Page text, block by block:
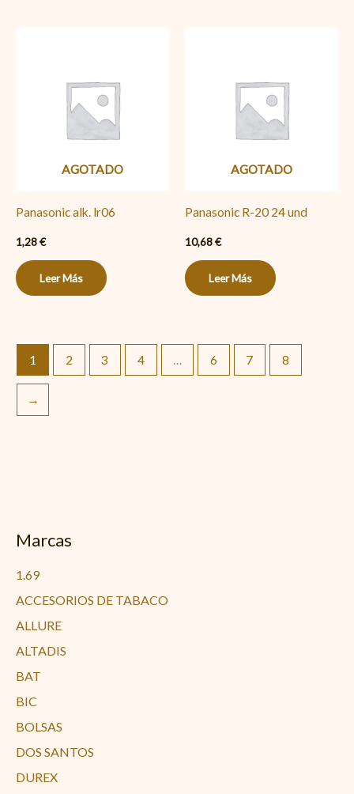
Marcas
1.69
ACCESORIOS DE TABACO
ALLURE
ALTADIS
BAT
BIC
BOLSAS
DOS SANTOS
DUREX
AGOTADO
Panasonic alk. lr06
1,28€
Leer Más
AGOTADO
Panasonic R-20 24 und
10,68€
Leer Más
1 2 3 4 … 6 7 8
→